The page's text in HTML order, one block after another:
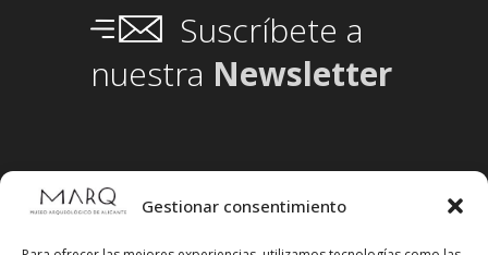
Gestionar consentimiento
Suscríbete a
nuestra Newsletter